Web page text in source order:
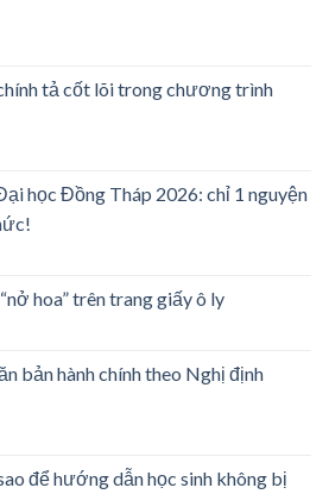
tả cốt lõi trong chương trình
học Đồng Tháp 2026: chỉ 1 nguyện
hoa” trên trang giấy ô ly
bản hành chính theo Nghị định
để hướng dẫn học sinh không bị